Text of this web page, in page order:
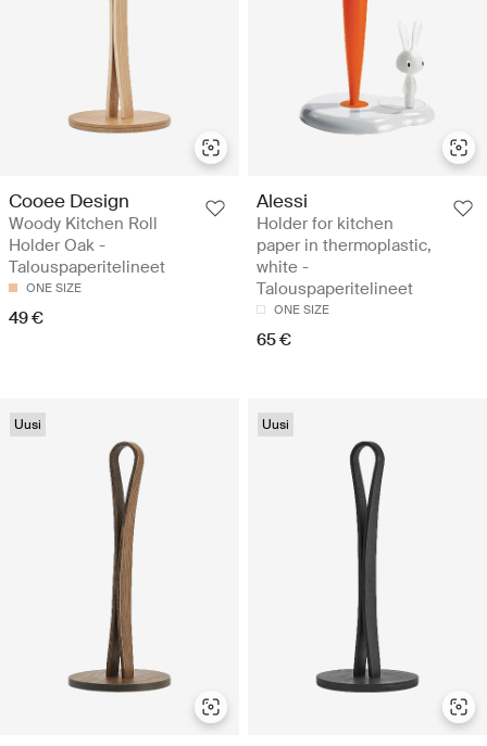
Cooee Design
Woody Kitchen Roll
Holder Oak -
Talouspaperitelineet
ONE SIZE
49 €
Alessi
Holder for kitchen
paper in thermoplastic,
white -
Talouspaperitelineet
ONE SIZE
65 €
Uusi Uusi